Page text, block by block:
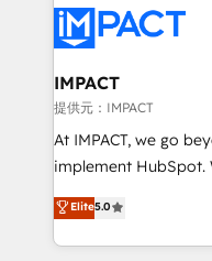
Slash months from
Click "Contact
Integration
of your tech stack, syncing... 🛍️
WooCommerce 💲
Netsuite 🤖 Google
the rare Advanced
Accreditation, securely
IMPACT
提供元：IMPACT
At IMPACT, we go
implement HubSpot. We teach your team how to
master it. As the creators of the Endless Customers
System™ (the next
Answer), we’re the
Elite5.0